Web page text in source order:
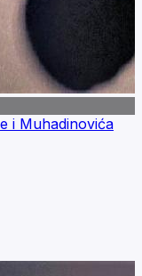
i Muhadinovića